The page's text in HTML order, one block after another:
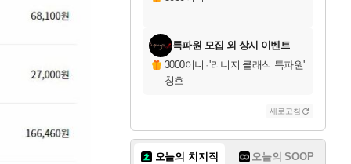
특파원 모집 외 상시 이벤트
3000이니 ·'리니지 클래식 특파원'
칭호
새로고침
오늘의 치지직 오늘의 SOOP